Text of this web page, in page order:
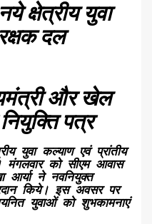
क्षेत्रीय युवा
दल
और खेल
पत्र
युवा कल्याण एवं प्रांतीय
मंगलवार को सीएम आवास
ने नवनियुक्त
किये। इस अवसर पर
युवाओं को शुभकामनाएं